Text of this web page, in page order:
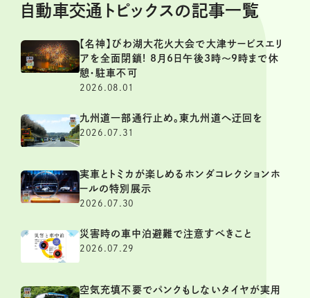
自動車交通トピックスの記事一覧
【名神】びわ湖大花火大会で大津サービスエリ
アを全面閉鎖! 8月6日午後3時～9時まで休
憩・駐車不可
2026.08.01
九州道一部通行止め。東九州道へ迂回を
2026.07.31
実車とトミカが楽しめるホンダコレクションホ
ールの特別展示
2026.07.30
災害時の車中泊避難で注意すべきこと
2026.07.29
空気充填不要でパンクもしないタイヤが実用